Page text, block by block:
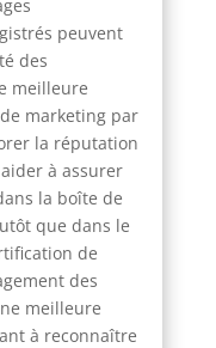
peuvent
des
meilleure
marketing par
la réputation
à assurer
la boîte de
que dans le
de
des
meilleure
à reconnaître